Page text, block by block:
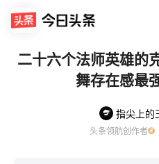
二十六个法师英雄的
舞存在感最
指尖上的
头条领航创作者